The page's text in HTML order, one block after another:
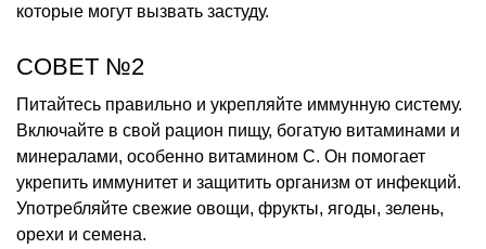
которые могут вызвать застуду.
СОВЕТ №2
Питайтесь правильно и укрепляйте иммунную систему.
Включайте в свой рацион пищу, богатую витаминами и
минералами, особенно витамином C. Он помогает
укрепить иммунитет и защитить организм от инфекций.
Употребляйте свежие овощи, фрукты, ягоды, зелень,
орехи и семена.